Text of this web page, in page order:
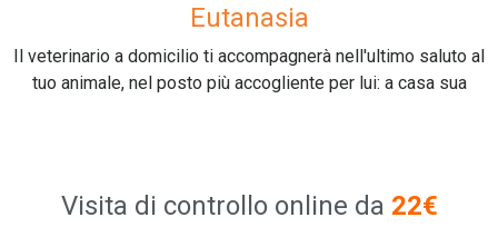
Eutanasia
Il veterinario a domicilio ti accompagnerà nell'ultimo saluto al
tuo animale, nel posto più accogliente per lui: a casa sua
Visita di controllo online da 22€